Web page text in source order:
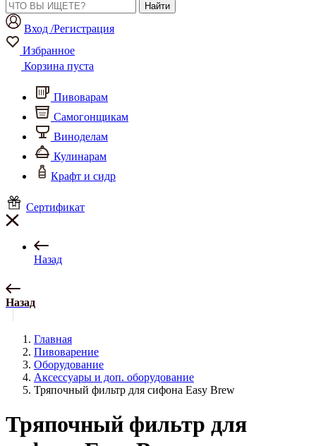
Найти
Вход /Регистрация
Избранное
Корзина пуста
Пивоварам
Самогонщикам
Виноделам
Кулинарам
Крафт и сидр
Сертификат
Назад
Назад
Главная
Пивоварение
Оборудование
Аксессуары и доп. оборудование
Тряпочный фильтр для сифона Easy Brew
Тряпочный фильтр для